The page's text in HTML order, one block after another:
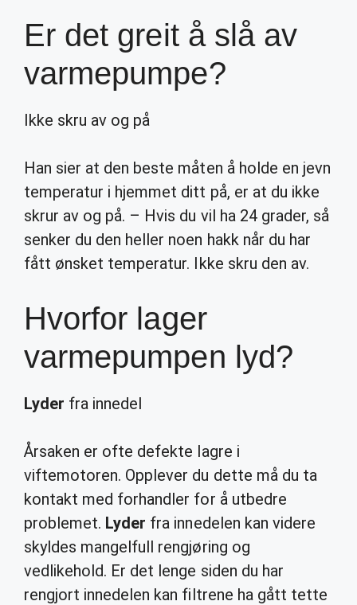
Er det greit å slå av
varmepumpe?
Ikke skru av og på
Han sier at den beste måten å holde en jevn
temperatur i hjemmet ditt på, er at du ikke
skrur av og på. – Hvis du vil ha 24 grader, så
senker du den heller noen hakk når du har
fått ønsket temperatur. Ikke skru den av.
Hvorfor lager
varmepumpen lyd?
Lyder fra innedel
Årsaken er ofte defekte lagre i
viftemotoren. Opplever du dette må du ta
kontakt med forhandler for å utbedre
problemet. Lyder fra innedelen kan videre
skyldes mangelfull rengjøring og
vedlikehold. Er det lenge siden du har
rengjort innedelen kan filtrene ha gått tette